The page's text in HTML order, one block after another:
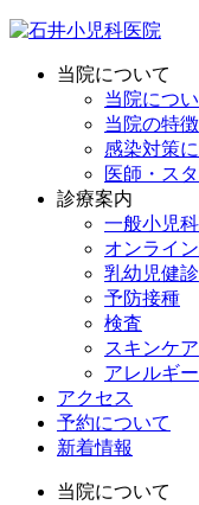
当院について
当院につ
当院の特徴
感染対策
医師・ス
診療案内
一般小児
オンライ
乳幼児健診
予防接種
検査
スキンケア
アレルギー
アクセス
予約について
新着情報
当院について